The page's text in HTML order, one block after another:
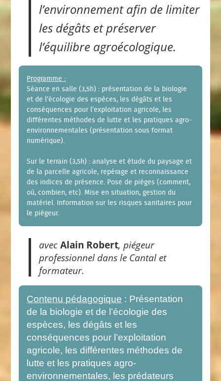
l’environnement afin de limiter
les dégâts et préserver
l’équilibre agroécologique.
Programme :
Séance en salle (3,5h) : présentation de la biologie
et de l’écologie des espèces, les dégâts et les
conséquences pour l’exploitation agricole, les
différentes méthodes de lutte et les pratiques agro-
environnementales (présentation sous format
numérique).
Sur le terrain (3,5h) : analyse et étude du paysage et
de la parcelle agricole, repérage et reconnaissance
des indices de présence. Pose de pièges (comment,
où, combien, etc). Mise en situation, gestion du
matériel. Information sur les risques sanitaires pour
le piégeur.
avecAlain Robert, piégeur
professionnel dans le Cantal et
formateur.
Contenu pédagogique : Présentation
de la biologie et de l’écologie des
espèces, les dégâts et les
conséquences pour l’exploitation
agricole, les différentes méthodes de
lutte et les pratiques agro-
environnementales, les prédateurs